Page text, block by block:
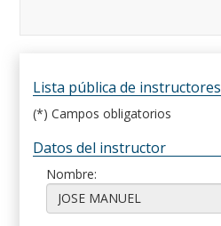
Lista pública de instructores
(*) Campos obligatorios
Datos del instructor
Nombre: